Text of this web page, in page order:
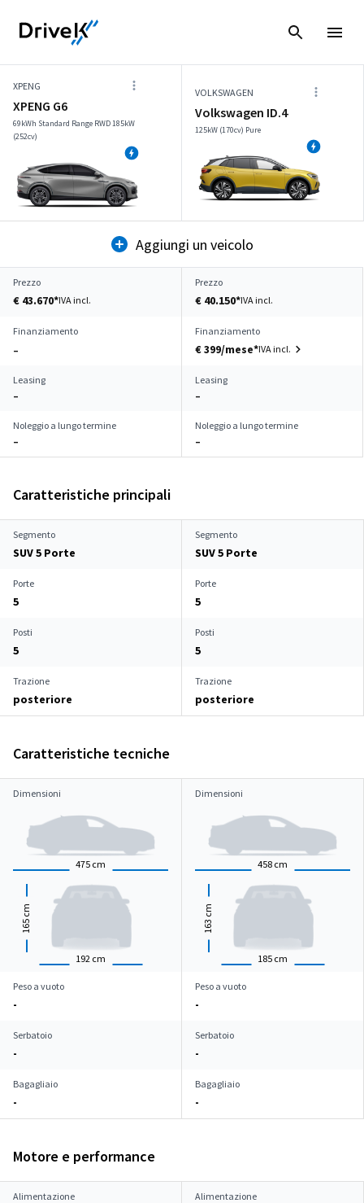
XPENG
XPENG G6
69kWh Standard Range RWD 185kW
(252cv)
VOLKSWAGEN
Volkswagen ID.4
125kW (170cv) Pure
Aggiungi un veicolo
Prezzo
€ 43.670*IVA incl.
Prezzo
€ 40.150*IVA incl.
Finanziamento
–
Finanziamento
€ 399/mese*IVA incl.
Leasing
–
Leasing
–
Noleggio a lungo termine
–
Noleggio a lungo termine
–
Caratteristiche principali
Segmento
SUV 5 Porte
Segmento
SUV 5 Porte
Porte
5
Porte
5
Posti
5
Posti
5
Trazione
posteriore
Trazione
posteriore
Caratteristiche tecniche
Dimensioni
475 cm
192 cm
165
cm
Dimensioni
458 cm
185 cm
163
cm
Peso a vuoto
-
Peso a vuoto
-
Serbatoio
-
Serbatoio
-
Bagagliaio
-
Bagagliaio
-
Motore e performance
Alimentazione Alimentazione